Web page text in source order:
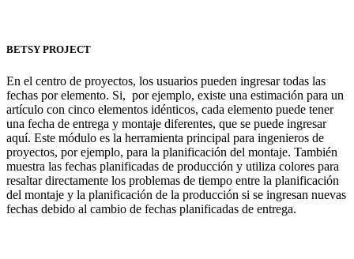
BETSY PROJECT
En el centro de proyectos, los usuarios pueden ingresar todas las
fechas por elemento. Si, por ejemplo, existe una estimación para un
artículo con cinco elementos idénticos, cada elemento puede tener
una fecha de entrega y montaje diferentes, que se puede ingresar
aquí. Este módulo es la herramienta principal para ingenieros de
proyectos, por ejemplo, para la planificación del montaje. También
muestra las fechas planificadas de producción y utiliza colores para
resaltar directamente los problemas de tiempo entre la planificación
del montaje y la planificación de la producción si se ingresan nuevas
fechas debido al cambio de fechas planificadas de entrega.